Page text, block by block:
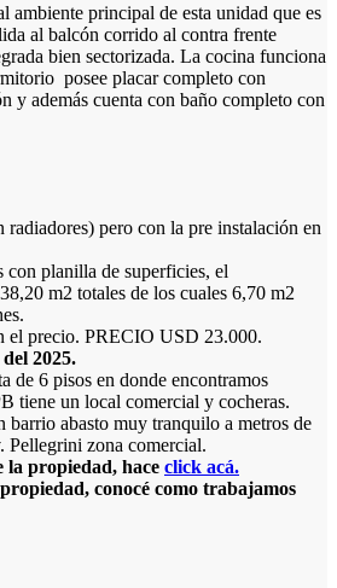
ambiente principal de esta unidad que es
al balcón corrido al contra frente
bien sectorizada. La cocina funciona
posee placar completo con
y además cuenta con baño completo con
pero con la pre instalación en
con planilla de superficies, el
m2 totales de los cuales 6,70 m2
el precio. PRECIO USD 23.000.
2025.
de 6 pisos en donde encontramos
tiene un local comercial y cocheras.
barrio abasto muy tranquilo a metros de
Pellegrini zona comercial.
la propiedad, hace click acá.
conocé como trabajamos